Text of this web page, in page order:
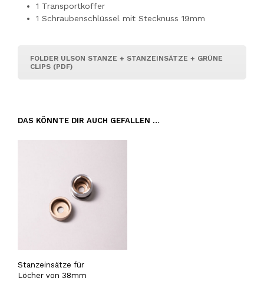
1 Transportkoffer
1 Schraubenschlüssel mit Stecknuss 19mm
FOLDER ULSON STANZE + STANZEINSÄTZE + GRÜNE
CLIPS (PDF)
DAS KÖNNTE DIR AUCH GEFALLEN …
Stanzeinsätze für
Löcher von 38mm